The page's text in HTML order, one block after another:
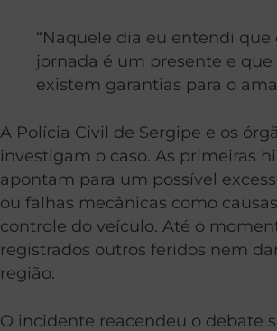
“Naquele dia eu entendi que
jornada é um presente e que
existem garantias para o
A Polícia Civil de Sergipe e os
investigam o caso. As primeiras
apontam para um possível
ou falhas mecânicas como
controle do veículo. Até o
registrados outros feridos nem
região.
O incidente reacendeu o debate